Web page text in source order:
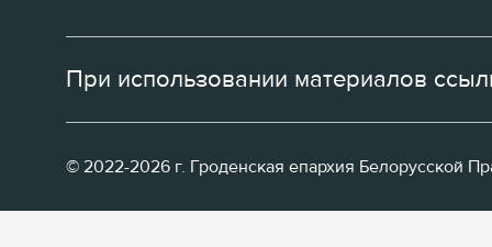
При использовании материалов
© 2022-2026 г. Гроденская епархия Белорусской